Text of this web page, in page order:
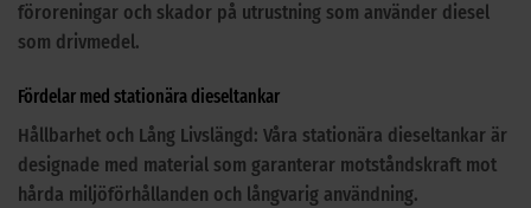
föroreningar och skador på utrustning som använder diesel
som drivmedel.
Fördelar med stationära dieseltankar
Hållbarhet och Lång Livslängd: Våra stationära dieseltankar är
designade med material som garanterar motståndskraft mot
hårda miljöförhållanden och långvarig användning.